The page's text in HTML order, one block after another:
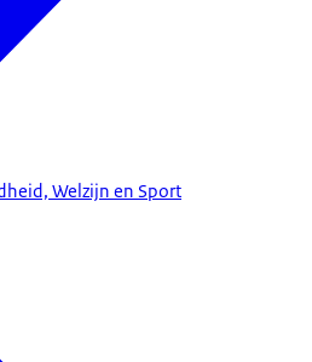
Welzijn en Sport